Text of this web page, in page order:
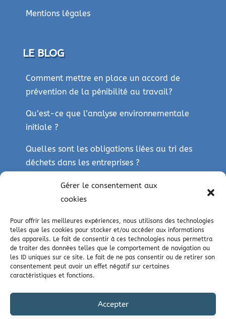
Gérer le consentement aux
cookies
Pour offrir les meilleures expériences, nous utilisons des technologies
telles que les cookies pour stocker et/ou accéder aux informations
des appareils. Le fait de consentir à ces technologies nous permettra
de traiter des données telles que le comportement de navigation ou
les ID uniques sur ce site. Le fait de ne pas consentir ou de retirer son
consentement peut avoir un effet négatif sur certaines
caractéristiques et fonctions.
Accepter
Mentions légales
LE BLOG
Comment mettre en place un accord de
prévention de la pénibilité au travail?
Qu’est-ce que l’analyse environnementale
initiale ?
Quelles sont les obligations liées au tri des
déchets dans les entreprises ?
NOUS SUIVRE
Facebook
LinkedIn
Consultant externe QSE Pas de Calais